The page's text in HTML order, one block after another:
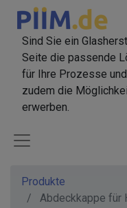
Sind Sie ein
Seite die passende
für Ihre Prozesse
zudem die
erwerben.
Produkte
Abdeckkappe für